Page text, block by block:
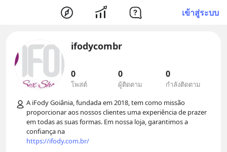
เข้าสู่ระบบ
ifodycombr
0
โพสต์
0
ผู้ติดตาม
0
กำลังติดตาม
A iFody Goiânia, fundada em 2018, tem como missão
proporcionar aos nossos clientes uma experiência de prazer
em todas as suas formas. Em nossa loja, garantimos a
https://ifody.com.br/